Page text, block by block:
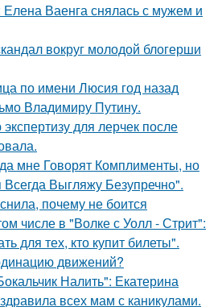
Ваенга снялась с мужем и
вокруг молодой блогерши
по имени Люсия год назад
Владимиру Путину.
для лерчек после
мне Говорят Комплименты, но
Всегда Выгляжу Безупречно".
почему не боится
числе в "Волке с Уолл - Стрит":
для тех, кто купит билеты".
движений?
Налить": Екатерина
всех мам с каникулами.